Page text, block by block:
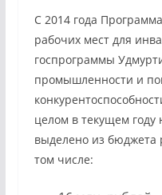
С 2014 года
рабочих мест для
госпрограммы
промышленности и
целом в текущем году
выделено из бюджета
том числе: